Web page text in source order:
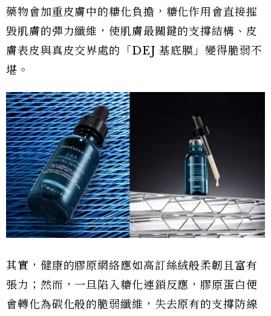
藥物會加重皮膚中的糖化負擔，糖化作用會直接摧
毀肌膚的彈力纖維，使肌膚最關鍵的支撐結構、皮
膚表皮與真皮交界處的「DEJ 基底膜」變得脆弱不
堪。
其實，健康的膠原網絡應如高訂絲絨般柔韌且富有
張力；然而，一旦陷入糖化連鎖反應，膠原蛋白便
會轉化為碳化般的脆弱纖維，失去原有的支撐防線